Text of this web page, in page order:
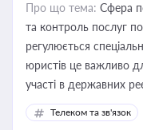
Про що тема: Сфера
та контроль послуг
регулюється
юристів це важливо
участі в державних
споживачів.
Телеком та зв'язок